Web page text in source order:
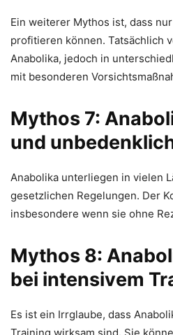
Ein weiterer Mythos ist, dass
profitieren können. Tatsächlich
Anabolika, jedoch in
mit besonderen
Mythos 7:
und
Anabolika unterliegen in vielen
gesetzlichen Regelungen. Der
insbesondere wenn sie ohne
Mythos 8:
bei intensivem
Es ist ein Irrglaube, dass